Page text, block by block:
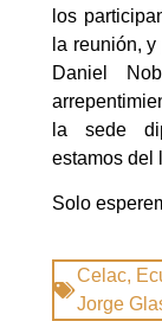
los
la reunión,
Daniel
la sede
estamos del
Solo
Celac,
Jorge